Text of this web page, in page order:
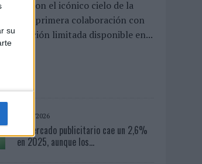
su
con el icónico cielo de la
su primera colaboración con
de edición limitada disponible en...
06/08/2026
El mercado publicitario cae un 2,6%
en 2025, aunque los...